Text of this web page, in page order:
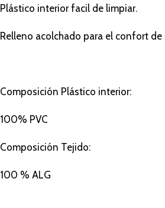
Plástico interior facil de limpiar.
Relleno acolchado para el confort
Composición Plástico interior:
100% PVC
Composición Tejido:
100 % ALG